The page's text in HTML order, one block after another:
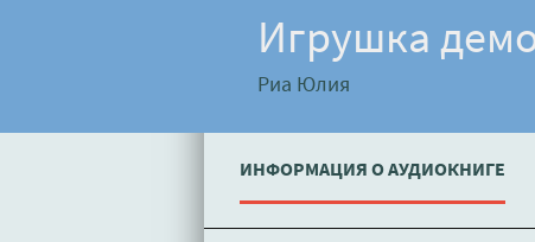
Игрушка
Риа Юлия
ИНФОРМАЦИЯ О АУДИОКНИГЕ